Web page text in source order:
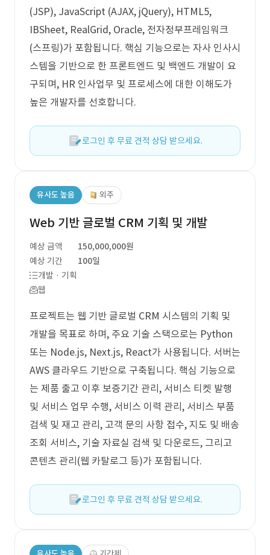
(JSP), JavaScript (AJAX, jQuery), HTML5,
IBSheet, RealGrid, Oracle, 전자정부프레임워크
(스프링)가 포함됩니다. 핵심 기능으로는 자사 인사시
스템을 기반으로 한 프론트엔드 및 백엔드 개발이 요
구되며, HR 인사업무 및 프로세스에 대한 이해도가
높은 개발자를 선호합니다.
로그인 후 무료 견적 상담 받으세요.
유사도 높음 외주
Web 기반 글로벌 CRM 기획 및 개발
예상 금액
150,000,000원
예상 기간
100일
개발 · 기획
웹
프로젝트는 웹 기반 글로벌 CRM 시스템의 기획 및
개발을 목표로 하며, 주요 기술 스택으로는 Python
또는 Node.js, Next.js, React가 사용됩니다. 서버는
AWS 클라우드 기반으로 구축됩니다. 핵심 기능으로
는 제품 출고 이후 보증기간 관리, 서비스 티켓 발행
및 서비스 업무 수행, 서비스 이력 관리, 서비스 부품
검색 및 재고 관리, 고객 문의 사항 접수, 지도 및 배송
조회 서비스, 기술 자료실 검색 및 다운로드, 그리고
콘텐츠 관리(웹 카탈로그 등)가 포함됩니다.
로그인 후 무료 견적 상담 받으세요.